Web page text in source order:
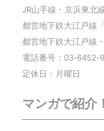
JR山手線・京浜東北
都営地下鉄大江戸線
都営地下鉄大江戸線
電話番号：03-6452-
定休日：月曜日
マンガで紹介